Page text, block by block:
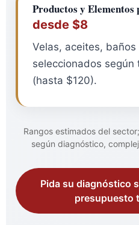
Productos y
desde $8
Velas, aceites, baños
seleccionados según
(hasta $120).
Rangos estimados del
según diagnóstico,
Pida su diagnóstico
presupuesto